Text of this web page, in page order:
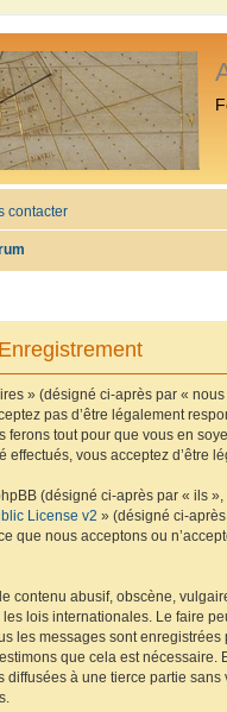
contacter
» (désigné ci-après par «
pas d’être légalement
ferons tout pour que vous en
effectués, vous acceptez d’être
(désigné ci-après par « ils
License v2 » (désigné ci-
que nous acceptons ou
contenu abusif, obscène,
lois internationales. Le faire
les messages sont
que cela est
à une tierce partie